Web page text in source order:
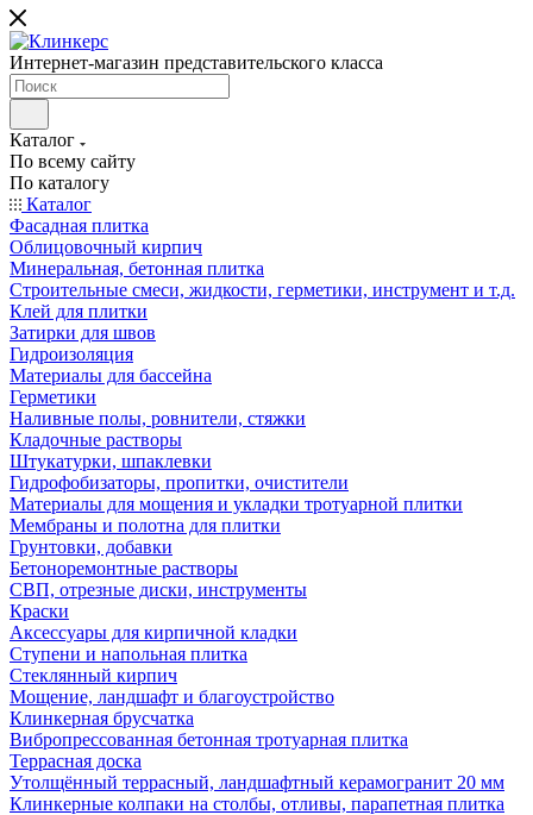
Интернет-магазин представительского класса
Каталог
По всему сайту
По каталогу
Каталог
Фасадная плитка
Облицовочный кирпич
Минеральная, бетонная плитка
Строительные смеси, жидкости, герметики, инструмент и т.д.
Клей для плитки
Затирки для швов
Гидроизоляция
Материалы для бассейна
Герметики
Наливные полы, ровнители, стяжки
Кладочные растворы
Штукатурки, шпаклевки
Гидрофобизаторы, пропитки, очистители
Материалы для мощения и укладки тротуарной плитки
Мембраны и полотна для плитки
Грунтовки, добавки
Бетоноремонтные растворы
СВП, отрезные диски, инструменты
Краски
Аксессуары для кирпичной кладки
Ступени и напольная плитка
Cтеклянный кирпич
Мощение, ландшафт и благоустройство
Клинкерная брусчатка
Вибропрессованная бетонная тротуарная плитка
Террасная доска
Утолщённый террасный, ландшафтный керамогранит 20 мм
Клинкерные колпаки на столбы, отливы, парапетная плитка